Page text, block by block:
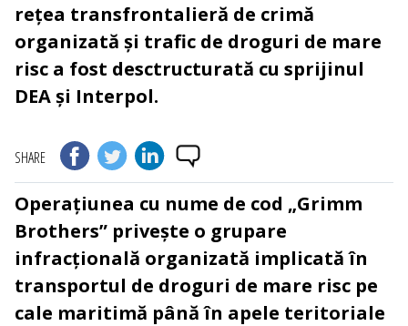
rețea transfrontalieră de crimă
organizată și trafic de droguri de mare
risc a fost desctructurată cu sprijinul
DEA și Interpol.
SHARE
Operațiunea cu nume de cod „Grimm
Brothers” privește o grupare
infracțională organizată implicată în
transportul de droguri de mare risc pe
cale maritimă până în apele teritoriale